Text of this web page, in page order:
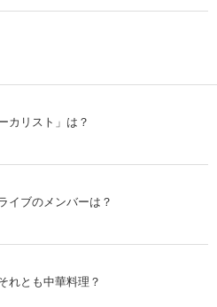
カリスト」は？
イブのメンバーは？
れとも中華料理？